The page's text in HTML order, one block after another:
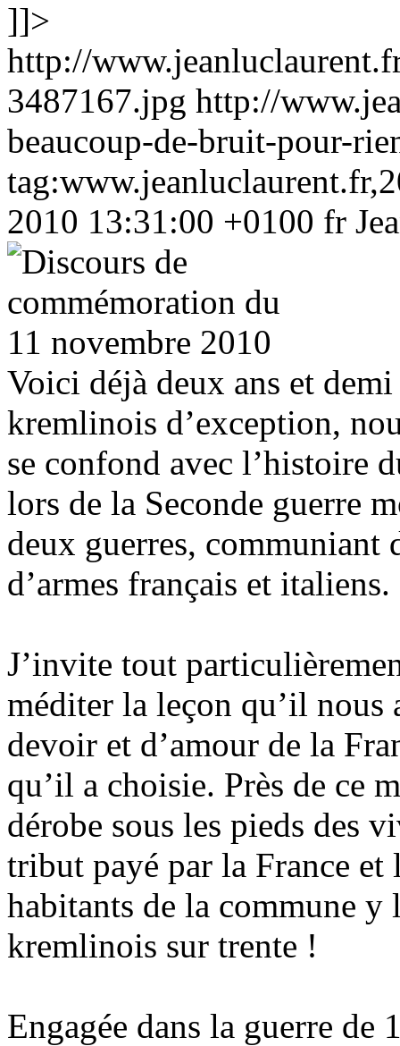
]]>
http://
3487167.jpg http://
beaucoup-de-bruit-pour-
2010 13:31:00 +0100 fr
Voici déjà deux ans et
kremlinois d’exception,
se confond avec l’histoire
lors de la Seconde guerre
deux guerres, communiant
d’armes français et italiens.
J’invite tout
méditer la leçon qu’il nous
devoir et d’amour de la
qu’il a choisie. Près de ce
dérobe sous les pieds des
tribut payé par la France
habitants de la commune
kremlinois sur trente !
Engagée dans la guerre